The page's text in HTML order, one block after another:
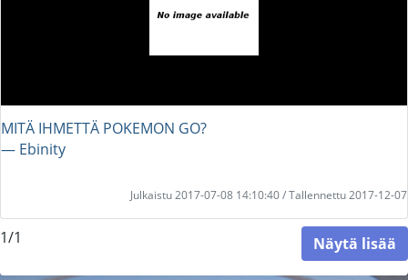
MITÄ IHMETTÄ POKEMON GO?
― Ebinity
Julkaistu 2017-07-08 14:10:40 / Tallennettu 2017-12-07
1/1 Näytä lisää